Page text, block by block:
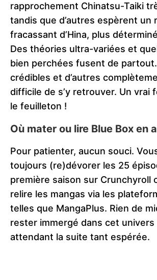
rapprochement Chinatsu-Taiki
tandis que d’autres espèrent un
fracassant d’Hina, plus
Des théories ultra-variées et
bien perchées fusent de
crédibles et d’autres
difficile de s’y retrouver. Un vrai
le feuilleton !
Où mater ou lire Blue Box en
Pour patienter, aucun souci.
toujours (re)dévorer les 25
première saison sur Crunchyroll
relire les mangas via les
telles que MangaPlus. Rien de
rester immergé dans cet
attendant la suite tant espérée.